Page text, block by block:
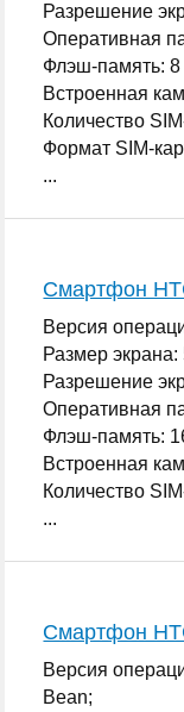
Разрешение
Оперативная
Флэш-память: 8
Встроенная
Количество
Формат SIM-
...
Смартфон
Версия
Размер экрана:
Разрешение
Оперативная
Флэш-память:
Встроенная
Количество
...
Смартфон
Версия
Bean;